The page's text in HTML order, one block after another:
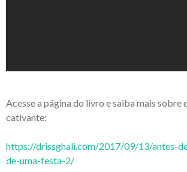
Acesse a página do livro e saiba mais sobre
cativante:
https://drissghali.com/2017/09/13/antes-
de-uma-festa-2/